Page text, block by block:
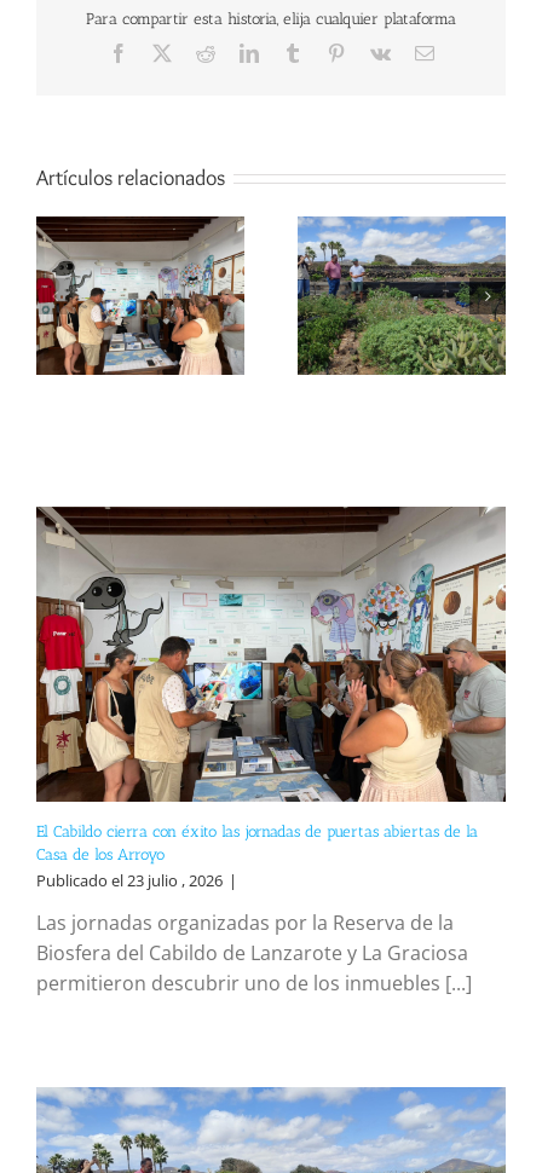
Para compartir esta historia, elija cualquier plataforma
Facebook RedditLinkedInTumblr Pinterest
Vk
Correo
Artículos relacionados
El Cabildo cierra con éxito las jornadas de puertas abiertas de la
Casa de los Arroyo
Publicado el 23 julio , 2026 |
Las jornadas organizadas por la Reserva de la
Biosfera del Cabildo de Lanzarote y La Graciosa
permitieron descubrir uno de los inmuebles [...]